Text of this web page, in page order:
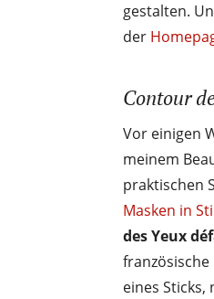
gestalten.
der
Contour
Vor einigen
meinem
praktischen
Masken in
des Yeux
eines